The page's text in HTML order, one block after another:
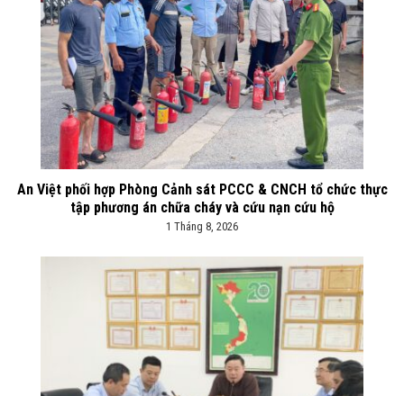
An Việt phối hợp Phòng Cảnh sát PCCC & CNCH tổ chức thực
tập phương án chữa cháy và cứu nạn cứu hộ
1 Tháng 8, 2026